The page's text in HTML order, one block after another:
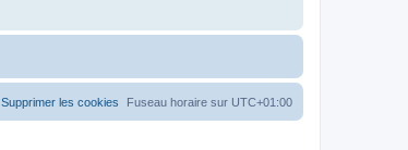
Fuseau horaire sur UTC+01:00
Supprimer les cookies